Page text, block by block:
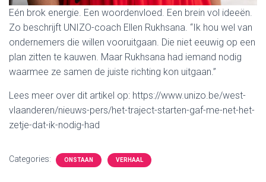
Eén brok energie. Een woordenvloed. Een brein vol ideeën.
Zo beschrijft UNIZO-coach Ellen Rukhsana. “Ik hou wel van
ondernemers die willen vooruitgaan. Die niet eeuwig op een
plan zitten te kauwen. Maar Rukhsana had iemand nodig
waarmee ze samen de juiste richting kon uitgaan.”
Lees meer over dit artikel op: https://www.unizo.be/west-
vlaanderen/nieuws-pers/het-traject-starten-gaf-me-net-het-
zetje-dat-ik-nodig-had
Categories: ONSTAAN VERHAAL